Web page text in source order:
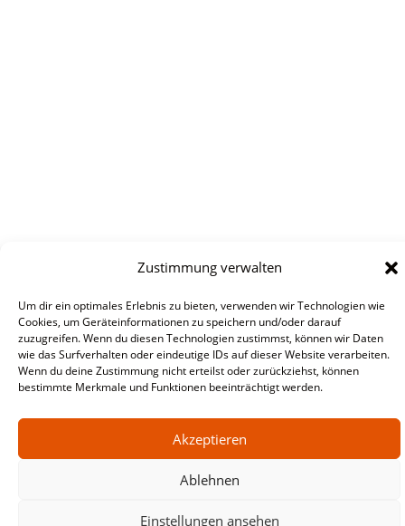
Zustimmung verwalten
Um dir ein optimales Erlebnis zu bieten, verwenden wir Technologien wie
Cookies, um Geräteinformationen zu speichern und/oder darauf
zuzugreifen. Wenn du diesen Technologien zustimmst, können wir Daten
wie das Surfverhalten oder eindeutige IDs auf dieser Website verarbeiten.
Wenn du deine Zustimmung nicht erteilst oder zurückziehst, können
bestimmte Merkmale und Funktionen beeinträchtigt werden.
Akzeptieren
Ablehnen
Einstellungen ansehen